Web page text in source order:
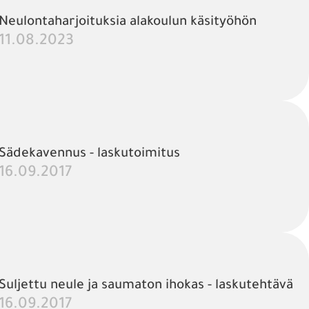
Neulontaharjoituksia alakoulun käsityöhön
11.08.2023
Sädekavennus - laskutoimitus
16.09.2017
Suljettu neule ja saumaton ihokas - laskutehtävä
16.09.2017